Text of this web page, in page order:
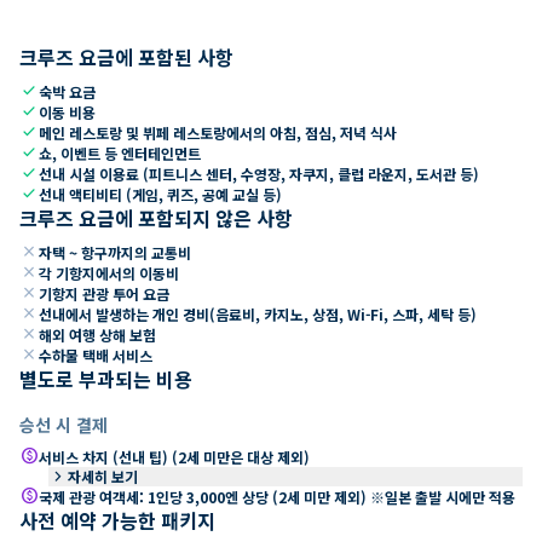
크루즈 요금에 포함된 사항
check숙박 요금
check 이동 비용
check 메인 레스토랑 및 뷔페 레스토랑에서의 아침, 점심, 저녁 식사
check쇼, 이벤트 등 엔터테인먼트
check선내 시설 이용료 (피트니스 센터, 수영장, 자쿠지, 클럽 라운지, 도서관 등)
check선내 액티비티 (게임, 퀴즈, 공예 교실 등)
크루즈 요금에 포함되지 않은 사항
close 자택 ~ 항구까지의 교통비
close 각 기항지에서의 이동비
close 기항지 관광 투어 요금
close 선내에서 발생하는 개인 경비(음료비, 카지노, 상점, Wi-Fi, 스파, 세탁 등)
close 해외 여행 상해 보험
close 수하물 택배 서비스
별도로 부과되는 비용
승선 시 결제
paid서비스 차지 (선내 팁) (2세 미만은 대상 제외)
keyboard_arrow_right 자세히 보기
paid국제 관광 여객세: 1인당 3,000엔 상당 (2세 미만 제외) ※일본 출발 시에만 적용
사전 예약 가능한 패키지